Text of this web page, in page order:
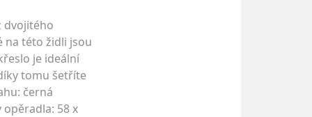
dvojitého
na této židli jsou
je ideální
tomu šetříte
černá
opěradla: 58 x